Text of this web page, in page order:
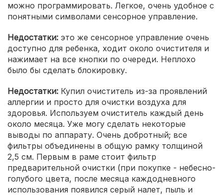
можно программировать. Легкое, очень удобное с
понятными символами сенсорное управление.
Недостатки: это же сенсорное управление очень
доступно для ребенка, ходит около очистителя и
нажимает на все кнопки по очереди. Неплохо
было бы сделать блокировку.
Недостатки: Купил очиститель из-за проявлений
аллергии и просто для очистки воздуха для
здоровья. Используем очиститель каждый день
около месяца. Уже могу сделать некоторые
выводы по аппарату. Очень добротный; все
фильтры объединены в общую рамку толщиной
2,5 см. Первым в раме стоит фильтр
предварительной очистки (при покупке - небесно-
голубого цвета, после месяца каждодневного
использования появился серый налет, пыль и